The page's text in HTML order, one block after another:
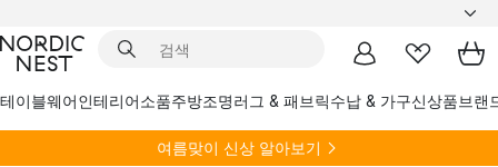
테이블웨어인테리어소품주방조명러그 & 패브릭수납 & 가구신상품브랜
여름맞이 신상 알아보기